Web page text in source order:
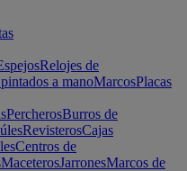
Relojes de
a manoMarcosPlacas
PercherosBurros de
RevisterosCajas
Centros de
MaceterosJarronesMarcos de